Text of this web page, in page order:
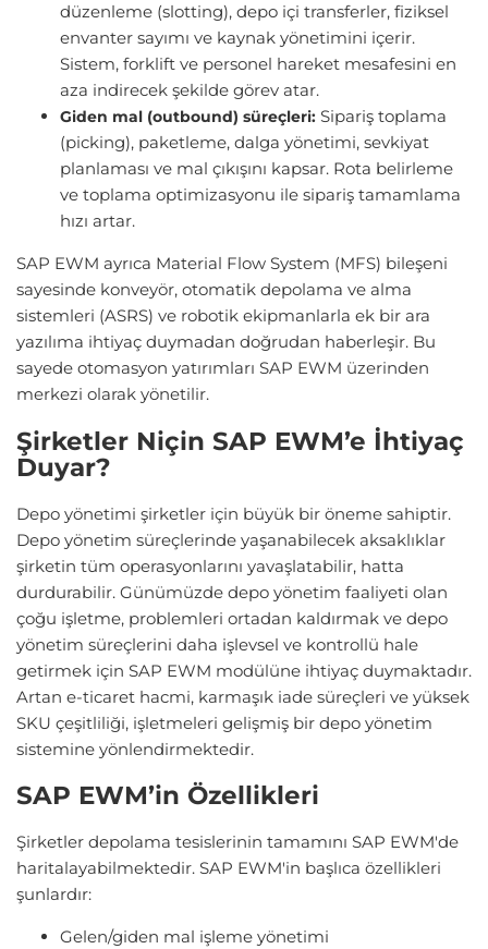
düzenleme (slotting), depo içi transferler, fiziksel
envanter sayımı ve kaynak yönetimini içerir.
Sistem, forklift ve personel hareket mesafesini en
aza indirecek şekilde görev atar.
Giden mal (outbound) süreçleri: Sipariş toplama
(picking), paketleme, dalga yönetimi, sevkiyat
planlaması ve mal çıkışını kapsar. Rota belirleme
ve toplama optimizasyonu ile sipariş tamamlama
hızı artar.
SAP EWM ayrıca Material Flow System (MFS) bileşeni
sayesinde konveyör, otomatik depolama ve alma
sistemleri (ASRS) ve robotik ekipmanlarla ek bir ara
yazılıma ihtiyaç duymadan doğrudan haberleşir. Bu
sayede otomasyon yatırımları SAP EWM üzerinden
merkezi olarak yönetilir.
Şirketler Niçin SAP EWM’e İhtiyaç
Duyar?
Depo yönetimi şirketler için büyük bir öneme sahiptir.
Depo yönetim süreçlerinde yaşanabilecek aksaklıklar
şirketin tüm operasyonlarını yavaşlatabilir, hatta
durdurabilir. Günümüzde depo yönetim faaliyeti olan
çoğu işletme, problemleri ortadan kaldırmak ve depo
yönetim süreçlerini daha işlevsel ve kontrollü hale
getirmek için SAP EWM modülüne ihtiyaç duymaktadır.
Artan e-ticaret hacmi, karmaşık iade süreçleri ve yüksek
SKU çeşitliliği, işletmeleri gelişmiş bir depo yönetim
sistemine yönlendirmektedir.
SAP EWM’in Özellikleri
Şirketler depolama tesislerinin tamamını SAP EWM'de
haritalayabilmektedir. SAP EWM'in başlıca özellikleri
şunlardır:
Gelen/giden mal işleme yönetimi